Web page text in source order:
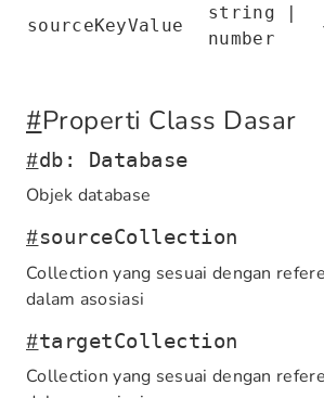
sourceKeyValue
string |
number
#Properti Class Dasar
#db: Database
Objek database
#sourceCollection
Collection yang sesuai dengan
dalam asosiasi
#targetCollection
Collection yang sesuai dengan